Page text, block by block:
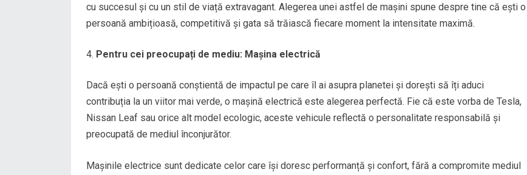
cu succesul și cu un stil de viață extravagant. Alegerea unei astfel de mașini spune despre tine că ești o
persoană ambițioasă, competitivă și gata să trăiască fiecare moment la intensitate maximă.
Pentru cei preocupați de mediu: Mașina electrică
Dacă ești o persoană conștientă de impactul pe care îl ai asupra planetei și dorești să îți aduci
contribuția la un viitor mai verde, o mașină electrică este alegerea perfectă. Fie că este vorba de Tesla,
Nissan Leaf sau orice alt model ecologic, aceste vehicule reflectă o personalitate responsabilă și
preocupată de mediul înconjurător.
Mașinile electrice sunt dedicate celor care își doresc performanță și confort, fără a compromite mediul